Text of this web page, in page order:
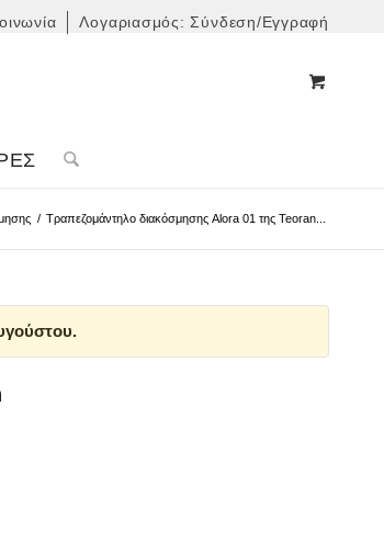
Λογαριασμός: Σύνδεση/Εγγραφή
/ Τραπεζομάντηλο διακόσμησης Alora 01 της Teoran...